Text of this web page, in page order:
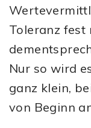
Toleranz
Nur so wird
ganz klein,
von Beginn